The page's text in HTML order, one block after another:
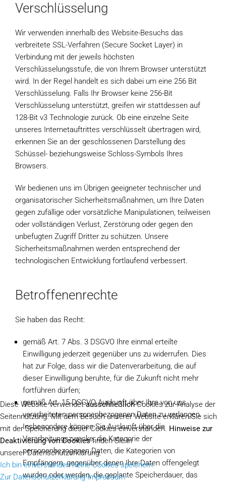
Verschlüsselung
Wir verwenden innerhalb des Website-Besuchs das
verbreitete SSL-Verfahren (Secure Socket Layer) in
Verbindung mit der jeweils höchsten
Verschlüsselungsstufe, die von Ihrem Browser unterstützt
wird. In der Regel handelt es sich dabei um eine 256 Bit
Verschlüsselung. Falls Ihr Browser keine 256-Bit
Verschlüsselung unterstützt, greifen wir stattdessen auf
128-Bit v3 Technologie zurück. Ob eine einzelne Seite
unseres Internetauftrittes verschlüsselt übertragen wird,
erkennen Sie an der geschlossenen Darstellung des
Schüssel- beziehungsweise Schloss-Symbols Ihres
Browsers.
Wir bedienen uns im Übrigen geeigneter technischer und
organisatorischer Sicherheitsmaßnahmen, um Ihre Daten
gegen zufällige oder vorsätzliche Manipulationen, teilweisen
oder vollständigen Verlust, Zerstörung oder gegen den
unbefugten Zugriff Dritter zu schützen. Unsere
Sicherheitsmaßnahmen werden entsprechend der
technologischen Entwicklung fortlaufend verbessert.
Betroffenenrechte
Sie haben das Recht:
gemäß Art. 7 Abs. 3 DSGVO Ihre einmal erteilte
Einwilligung jederzeit gegenüber uns zu widerrufen. Dies
hat zur Folge, dass wir die Datenverarbeitung, die auf
dieser Einwilligung beruhte, für die Zukunft nicht mehr
fortführen dürfen;
gemäß Art. 15 DSGVO Auskunft über Ihre von uns
verarbeiteten personenbezogenen Daten zu verlangen.
Insbesondere können Sie Auskunft über die
Verarbeitungszwecke, die Kategorie der
personenbezogenen Daten, die Kategorien von
Empfängern, gegenüber denen Ihre Daten offengelegt
wurden oder werden, die geplante Speicherdauer, das
Diese Website verwendetausschließlichCookies zur Analyse der
Seitennutzung. Mit dem Besuch unserer Website erklären Sie sich
mit der Speicherung dieser Cookies einverstanden. Hinweise zur
Deaktivierung von Cookiesfinden Sie in
unserer Datenschutzerklärung.
Ich bin einverstanden Keine Cookies speichern
Zur Datenschutzerklärung Impressum